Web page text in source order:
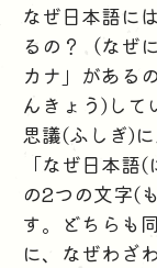
なぜ日本語に
るの？（なぜ
カナ」がある
んきょう)して
思議(ふしぎ)
「なぜ日本
の2つの文字(
す。どちらも
に、なぜわざわ